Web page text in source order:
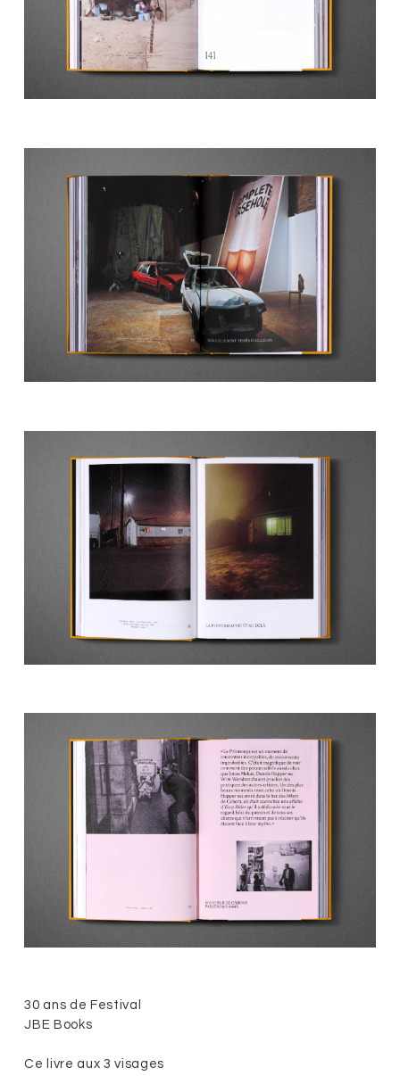
30 ans de Festival
JBE Books
Ce livre aux 3 visages